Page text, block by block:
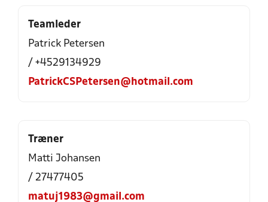
Teamleder
Patrick Petersen
/ +4529134929
PatrickCSPetersen@hotmail.com
Træner
Matti Johansen
/ 27477405
matuj1983@gmail.com